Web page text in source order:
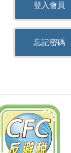
登入會員
忘記密碼